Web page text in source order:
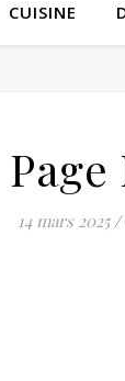
CUISINE
14 mars 2025 /